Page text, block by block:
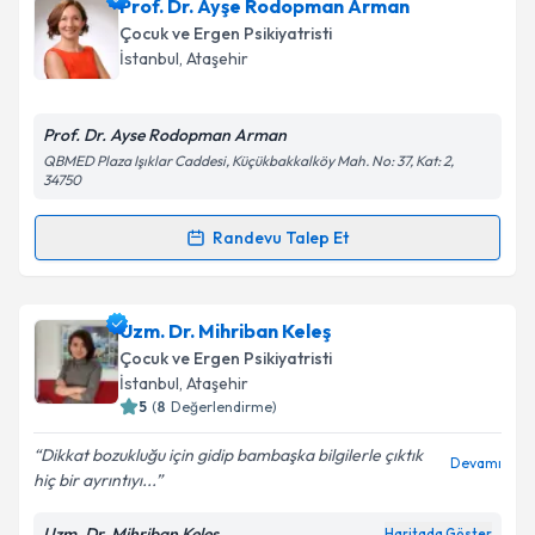
Takvim Talebini Gönder
takvimi talebi oluşturun. Size bu uzmandan randevu
almanız için bir takvim hazırlandığında e-posta ile
bilgilendireceğiz.
Kişisel verilerimin işlenmesine ilişkin
Metni'ni okudum ve kişisel verilerimin belirtilen
Takvim Talebini Gönder
Prof. Dr. Ayşe Rodopman Arman
Çocuk ve Ergen Psikiyatristi
İstanbul, Ataşehir
Prof. Dr. Ayse Rodopman Arman
QBMED Plaza Işıklar Caddesi, Küçükbakkalköy Mah. No: 37, Kat: 2,
34750
Randevu Talep Et
Randevu Takvimi Talebi
Prof. Dr. Ayşe Rodopman Arman
takvimi talebi oluşturun. Size bu uzmandan randevu
almanız için bir takvim hazırlandığında e-posta ile
bilgilendireceğiz.
E-posta Adresiniz
Uzm. Dr. Mihriban Keleş
Çocuk ve Ergen Psikiyatristi
İstanbul, Ataşehir
5 (8 Değerlendirme)
Dikkat bozukluğu için gidip bambaşka bilgilerle çıktık
hiç bir ayrıntıyı...
Devamı